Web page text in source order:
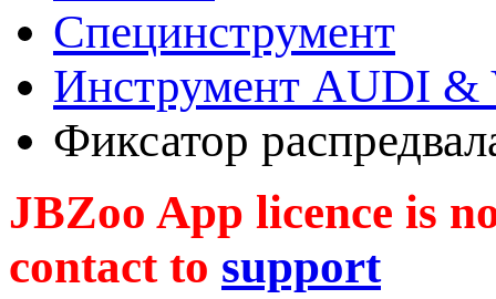
Специнструмент
Инструмент AUDI &
Фиксатор
JBZoo App licence is
contact to support